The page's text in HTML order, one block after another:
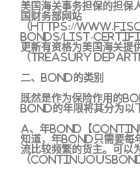
美国海关事务担保的担保
国财务部网站
（https://
bonds/list-
更新有资格为美国海关提
（Treasury
二、Bond的类别
既然是作为保险作用的
Bond的年限将其分为以
A、年Bond【
知道，年Bond只需要每
流比较频繁的货主。可以
（